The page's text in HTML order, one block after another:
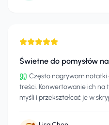
Świetne do pomysłów
Często nagrywam notatki
treści. Konwertowanie ich
myśli i przekształcać je w